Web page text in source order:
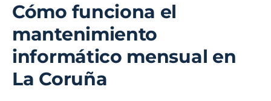
Cómo funciona el
mantenimiento
informático mensual en
La Coruña